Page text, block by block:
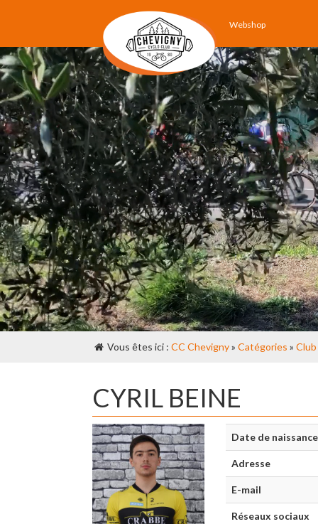
Webshop
Vous êtes ici : CC Chevigny» Catégories » Club
CYRIL BEINE
Date de naissance
Adresse
E-mail
Réseaux sociaux